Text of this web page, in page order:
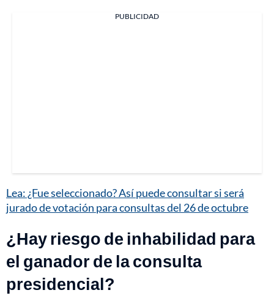
PUBLICIDAD
Lea: ¿Fue seleccionado? Así puede consultar si será
jurado de votación para consultas del 26 de octubre
¿Hay riesgo de inhabilidad para
el ganador de la consulta
presidencial?